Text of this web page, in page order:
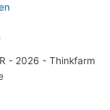
- 2026 - Thinkfarm